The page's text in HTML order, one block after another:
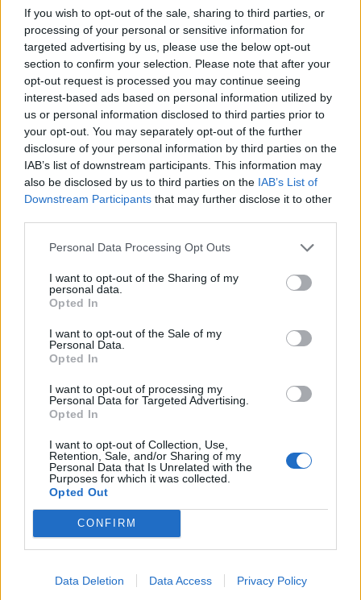
If you wish to opt-out of the sale, sharing to third parties, or
processing of your personal or sensitive information for
targeted advertising by us, please use the below opt-out
section to confirm your selection. Please note that after your
opt-out request is processed you may continue seeing
interest-based ads based on personal information utilized by
us or personal information disclosed to third parties prior to
your opt-out. You may separately opt-out of the further
disclosure of your personal information by third parties on the
IAB’s list of downstream participants. This information may
also be disclosed by us to third parties on the IAB’s List of
Downstream Participants that may further disclose it to other
Personal Data Processing Opt Outs
I want to opt-out of the Sharing of my
personal data.
Opted In
I want to opt-out of the Sale of my
Personal Data.
Opted In
I want to opt-out of processing my
Personal Data for Targeted Advertising.
Opted In
I want to opt-out of Collection, Use,
Retention, Sale, and/or Sharing of my
Personal Data that Is Unrelated with the
Purposes for which it was collected.
Opted Out
CONFIRM
Data Deletion Data Access Privacy Policy
Sicherheitshexenhut 100 nein
Rune 7/
mit
neuem
Premium
15)
danach 2
TG
Spoiler:Shop
Die Quest
Die Reinigungshexe II
Nach einem holprigen Start läuft Babas Herbstputz gut.
Anblick fast in Ohnmacht. "Der Schmutz sieht gefährlich
aus. Ich ziehe vorsorglich lieber meinen speziellen
Hexenhut als Schutz auf!"
3 Oktober 2024
Bessungen,kicki1946
*Mushu*
Board Administrator
Die Reinigungshexe III